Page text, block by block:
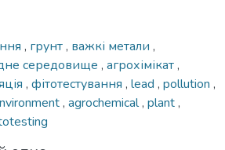
, грунт, важкі метали ,
середовище , агрохімікат,
, фітотестування , lead , pollution ,
, agrochemical, plant,